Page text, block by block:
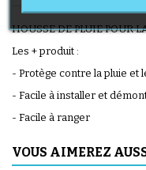
HOUSSE DE PLUIE POUR
Les + produit :
- Protège contre la pluie et
- Facile à installer et
- Facile à ranger
VOUS AIMEREZ